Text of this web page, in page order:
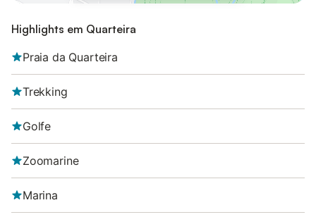
Highlights em Quarteira
Praia da Quarteira
Trekking
Golfe
Zoomarine
Marina